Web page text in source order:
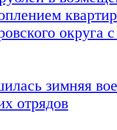
округа
зимняя
отрядов